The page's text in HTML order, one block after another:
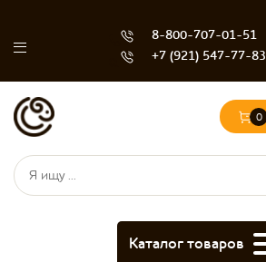
8-800-707-01-51
+7 (921) 547-77-83
Форма поиска
Поиск
0
Каталог товаров